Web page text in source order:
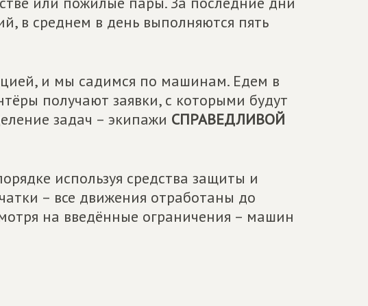
в среднем в день выполняются пять
и мы садимся по машинам. Едем в
получают заявки, с которыми будут
задач – экипажи СПРАВЕДЛИВОЙ
используя средства защиты и
– все движения отработаны до
на введённые ограничения – машин